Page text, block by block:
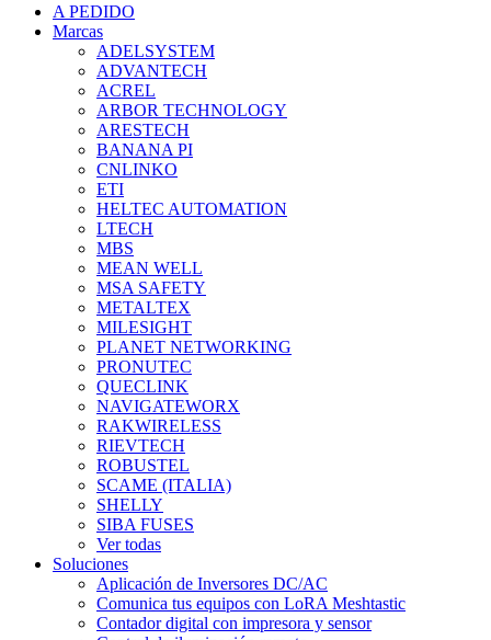
A PEDIDO
Marcas
ADELSYSTEM
ADVANTECH
ACREL
ARBOR TECHNOLOGY
ARESTECH
BANANA PI
CNLINKO
ETI
HELTEC AUTOMATION
LTECH
MBS
MEAN WELL
MSA SAFETY
METALTEX
MILESIGHT
PLANET NETWORKING
PRONUTEC
QUECLINK
NAVIGATEWORX
RAKWIRELESS
RIEVTECH
ROBUSTEL
SCAME (ITALIA)
SHELLY
SIBA FUSES
Ver todas
Soluciones
Aplicación de Inversores DC/AC
Comunica tus equipos con LoRA Meshtastic
Contador digital con impresora y sensor